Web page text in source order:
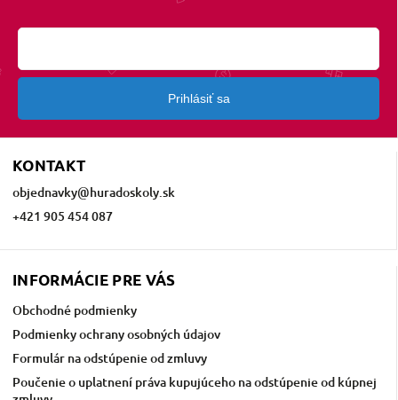
KONTAKT
objednavky@huradoskoly.sk
+421 905 454 087
INFORMÁCIE PRE VÁS
Obchodné podmienky
Podmienky ochrany osobných údajov
Formulár na odstúpenie od zmluvy
Poučenie o uplatnení práva kupujúceho na odstúpenie od kúpnej
Prihlásiť sa